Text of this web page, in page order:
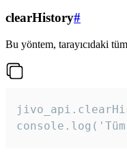
clearHistory#
Bu yöntem, tarayıcıdaki